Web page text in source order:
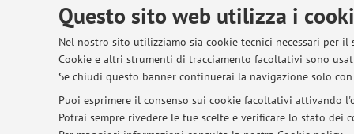
Questo sito web utilizza i
Nel nostro sito utilizziamo sia cookie tecnici necessari per
Cookie e altri strumenti di tracciamento facoltativi sono
Se chiudi questo banner continuerai la navigazione solo
Puoi esprimere il consenso sui cookie facoltativi attivando
Potrai sempre rivedere le tue scelte e verificare lo stato dei